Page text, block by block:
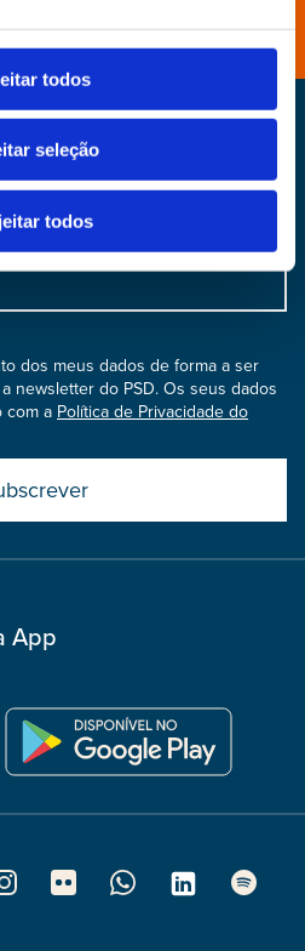
todos
seleção
todos
subscreva a nossa
dos meus dados de forma a ser
newsletter do PSD. Os seus dados
com a Política de Privacidade do
App